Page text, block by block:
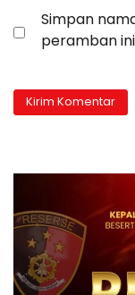
Simpan
peramban